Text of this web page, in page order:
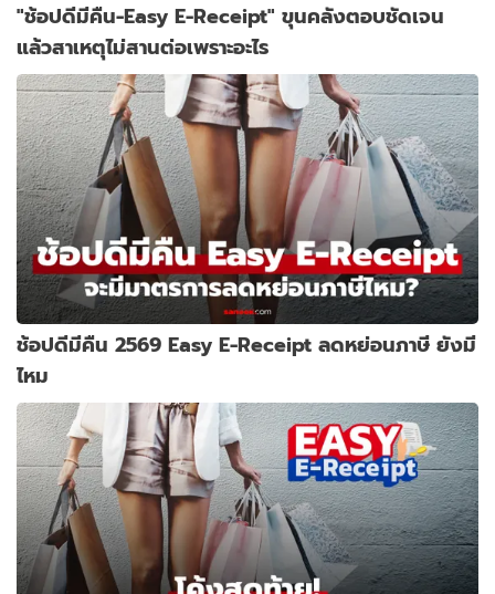
"ช้อปดีมีคืน-Easy E-Receipt" ขุนคลังตอบชัดเจน
แล้วสาเหตุไม่สานต่อเพราะอะไร
ช้อปดีมีคืน 2569 Easy E-Receipt ลดหย่อนภาษี ยังมี
ไหม